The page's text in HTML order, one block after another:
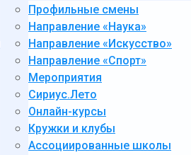
Профильные смены
Направление «Наука»
Направление «Искусство»
Направление «Спорт»
Мероприятия
Сириус.Лето
Онлайн-курсы
Кружки и клубы
Ассоциированные школы